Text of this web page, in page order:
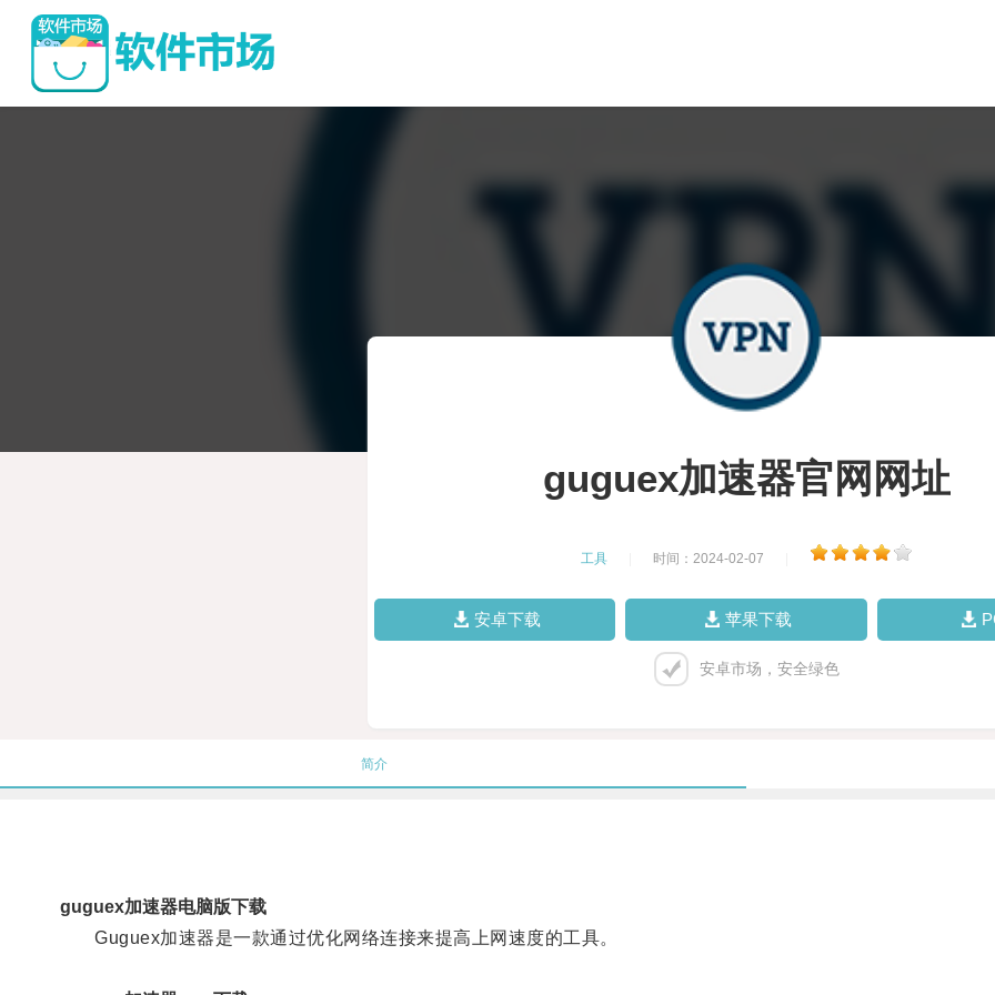
guguex加速器官网网址
工具 时间：2024-02-07
安卓下载 苹果下载
安卓市场，安全绿色
简介
guguex加速器电脑版下载
Guguex加速器是一款通过优化网络连接来提高上网速度的工具。